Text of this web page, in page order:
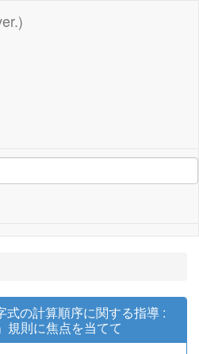
式の計算順序に関する指導 :
規則に焦点を当てて